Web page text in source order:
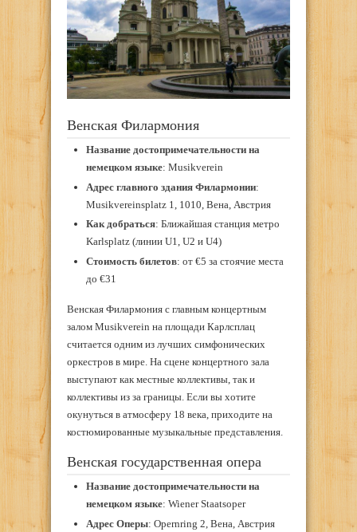
Венская Филармония
Название достопримечательности на
немецком языке: Musikverein
Адрес главного здания Филармонии:
Musikvereinsplatz 1, 1010, Вена, Австрия
Как добраться: Ближайшая станция метро
Karlsplatz (линии U1, U2 и U4)
Стоимость билетов: от €5 за стоячие места
до €31
Венская Филармония с главным концертным
залом Musikverein на площади Карлсплац
считается одним из лучших симфонических
оркестров в мире. На сцене концертного зала
выступают как местные коллективы, так и
коллективы из за границы. Если вы хотите
окунуться в атмосферу 18 века, приходите на
костюмированные музыкальные представления.
Венская государственная опера
Название достопримечательности на
немецком языке: Wiener Staatsoper
Адрес Оперы: Opernring 2, Вена, Австрия